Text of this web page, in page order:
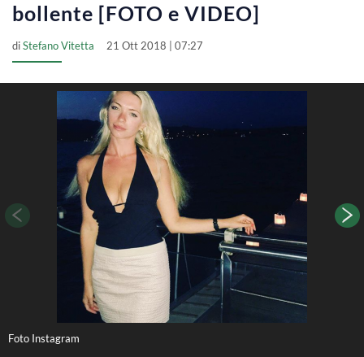
bollente [FOTO e VIDEO]
diStefano Vitetta 21 Ott 2018 | 07:27
Foto Instagram